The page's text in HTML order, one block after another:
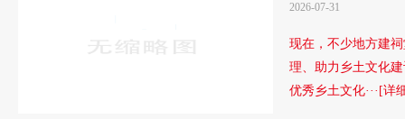
2026-07-31
现在，不少地方建
理、助力乡土文化
优秀乡土文化···[详